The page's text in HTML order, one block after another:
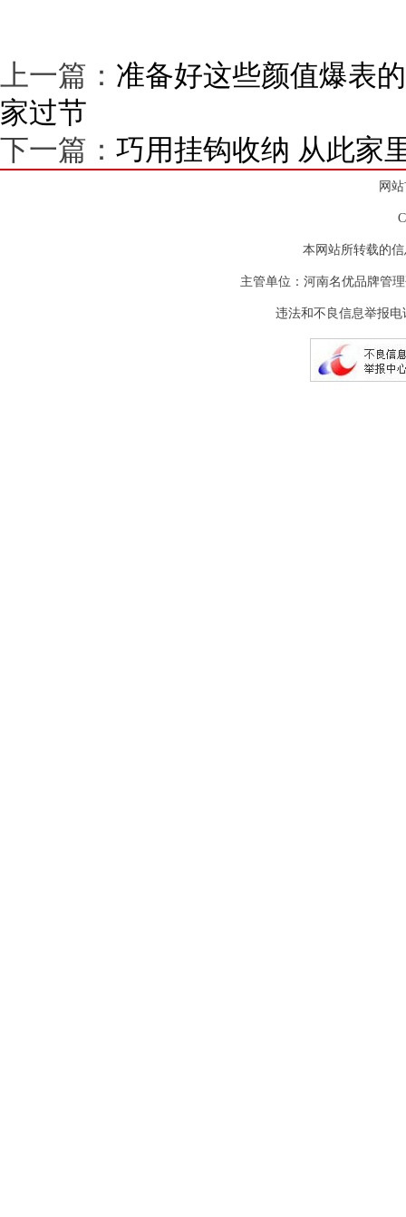
上一篇： 准备好这些颜值爆表
家过节
下一篇： 巧用挂钩收纳 从此家
网
本网站所转载的
主管单位：河南名优品牌管
违法和不良信息举报